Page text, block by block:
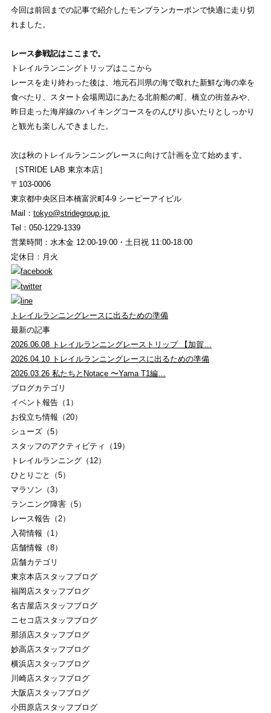
今回は前回までの記事で紹介したモンブランカーボンで快適に走り切
れました。
レース参戦記はここまで。
トレイルランニングトリップはここから
レースを走り終わった後は、地元石川県の海で取れた新鮮な海の幸を
食べたり、スタート会場周辺にあたる北前船の町、橋立の街並みや、
昨日走った海岸線のハイキングコースをのんびり歩いたりとしっかり
と観光も楽しんできました。
次は秋のトレイルランニングレースに向けて計画を立て始めます。
［STRIDE LAB 東京本店］
〒103-0006
東京都中央区日本橋富沢町4-9 シーピーアイビル
Mail： tokyo@stridegroup.jp
Tel：050-1229-1339
営業時間：水木金 12:00-19:00・土日祝 11:00-18:00
定休日：月火
トレイルランニングレースに出るための準備
最新の記事
2026.06.08 トレイルランニングレーストリップ 【加賀…
2026.04.10 トレイルランニングレースに出るための準備
2026.03.26 私たちとNotace 〜Yama T1編…
ブログカテゴリ
イベント報告（1）
お役立ち情報（20）
シューズ（5）
スタッフのアクティビティ（19）
トレイルランニング（12）
ひとりごと（5）
マラソン（3）
ランニング障害（5）
レース報告（2）
入荷情報（1）
店舗情報（8）
店舗カテゴリ
東京本店スタッフブログ
福岡店スタッフブログ
名古屋店スタッフブログ
ニセコ店スタッフブログ
那須店スタッフブログ
妙高店スタッフブログ
横浜店スタッフブログ
川崎店スタッフブログ
大阪店スタッフブログ
小田原店スタッフブログ